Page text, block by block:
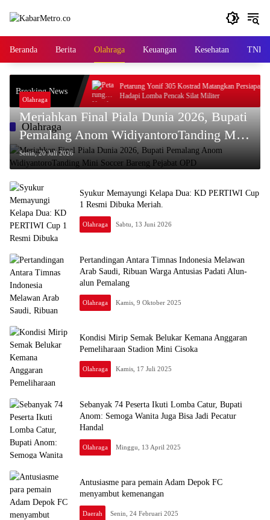
Beranda Berita Olahraga Keuangan Kesehatan TNI/
Breaking News
Terima
121/Alambhana
Petarung Yonif 305 Kostrad Matangkan Persiapan
Hadapi Lomba Pencak Silat Militer
Olahraga
Olahraga
Meriahkan Final Piala Dunia 2026, Bupati
Pemalang Anom WidiyantoroTanding Mini
Soccer Bareng Pejabat OPD
Senin, 20 Juli 2026
Syukur Memayungi Kelapa Dua: KD PERTIWI Cup
1 Resmi Dibuka Meriah.
Olahraga Sabtu, 13 Juni 2026
Pertandingan Antara Timnas Indonesia Melawan
Arab Saudi, Ribuan Warga Antusias Padati Alun-
alun Pemalang
Olahraga Kamis, 9 Oktober 2025
Kondisi Mirip Semak Belukar Kemana Anggaran
Pemeliharaan Stadion Mini Cisoka
Olahraga Kamis, 17 Juli 2025
Sebanyak 74 Peserta Ikuti Lomba Catur, Bupati
Anom: Semoga Wanita Juga Bisa Jadi Pecatur
Handal
Olahraga Minggu, 13 April 2025
Antusiasme para pemain Adam Depok FC
menyambut kemenangan
Daerah Senin, 24 Februari 2025